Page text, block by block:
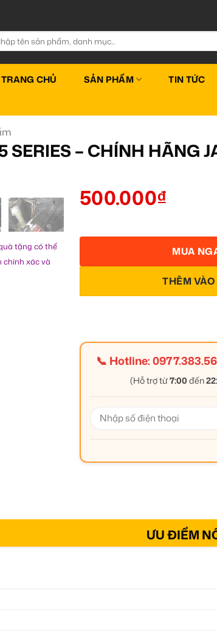
TRANG CHỦ SẢN PHẨM TIN TỨC
SERIES – CHÍNH HÃNG
tặng có thể
chính xác và
500.000₫
THÊM
MUA
📞 Hotline:
(Hỗ trợ từ7:00 đến
ƯU ĐIỂM